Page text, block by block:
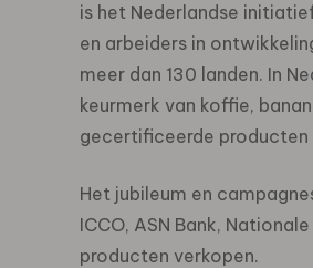
is het Nederlandse
en arbeiders in
meer dan 130 landen. In
keurmerk van koffie,
gecertificeerde producten
Het jubileum en
ICCO, ASN Bank,
producten verkopen.